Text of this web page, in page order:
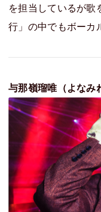
を担当しているが歌
行」の中でもボーカ
与那嶺瑠唯（よなみ